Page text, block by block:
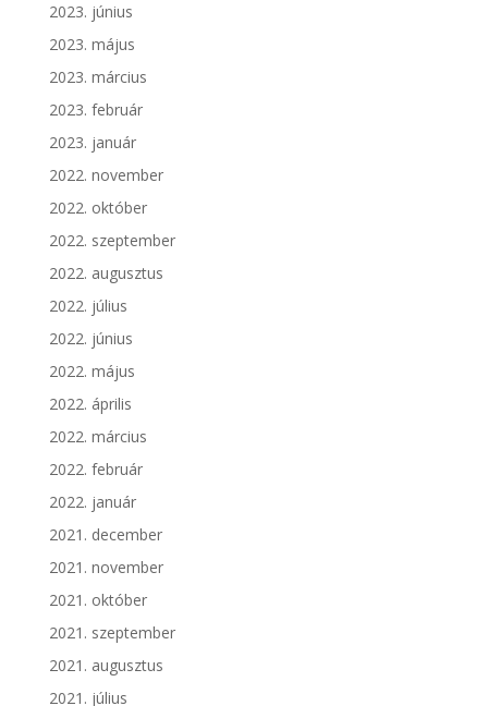
2023. június
2023. május
2023. március
2023. február
2023. január
2022. november
2022. október
2022. szeptember
2022. augusztus
2022. július
2022. június
2022. május
2022. április
2022. március
2022. február
2022. január
2021. december
2021. november
2021. október
2021. szeptember
2021. augusztus
2021. július